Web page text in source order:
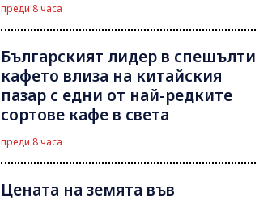
преди 8 часа
Българският лидер в спешълти
кафето влиза на китайския
пазар с едни от най-редките
сортове кафе в света
преди 8 часа
Цената на земята във